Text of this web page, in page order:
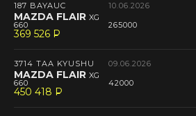
187 BAYAUC 10.06.2026
MAZDA FLAIR XG
660 265000
369 526 P
--
3714 TAA KYUSHU 09.06.2026
MAZDA FLAIR XG
660 42000
450 418 P
--